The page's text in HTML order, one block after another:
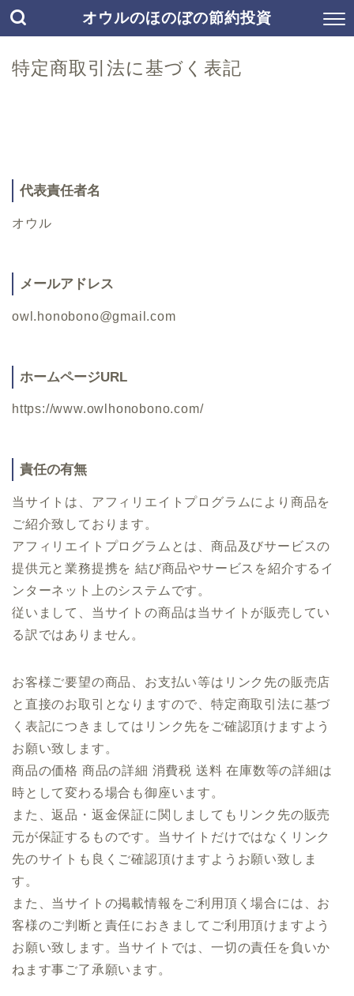
オウルのほのぼの節約投資
特定商取引法に基づく表記
代表責任者名
オウル
メールアドレス
owl.honobono@gmail.com
ホームページURL
https://www.owlhonobono.com/
責任の有無
当サイトは、アフィリエイトプログラムにより商品を
ご紹介致しております。
アフィリエイトプログラムとは、商品及びサービスの
提供元と業務提携を 結び商品やサービスを紹介するイ
ンターネット上のシステムです。
従いまして、当サイトの商品は当サイトが販売してい
る訳ではありません。
お客様ご要望の商品、お支払い等はリンク先の販売店
と直接のお取引となりますので、特定商取引法に基づ
く表記につきましてはリンク先をご確認頂けますよう
お願い致します。
商品の価格 商品の詳細 消費税 送料 在庫数等の詳細は
時として変わる場合も御座います。
また、返品・返金保証に関しましてもリンク先の販売
元が保証するものです。当サイトだけではなくリンク
先のサイトも良くご確認頂けますようお願い致しま
す。
また、当サイトの掲載情報をご利用頂く場合には、お
客様のご判断と責任におきましてご利用頂けますよう
お願い致します。当サイトでは、一切の責任を負いか
ねます事ご了承願います。